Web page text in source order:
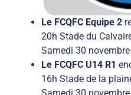
Le FCQFC Equipe 2
20h Stade du
Samedi 30 novembre
Le FCQFC U14 R1
16h Stade de la